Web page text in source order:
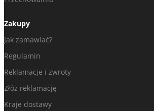
Zakupy
Jak zamawiać?
Regulamin
Reklamacje i zwroty
Złóż reklamację
Kraje dostawy